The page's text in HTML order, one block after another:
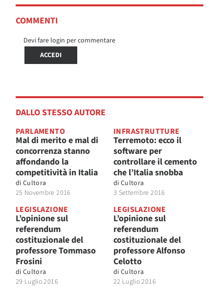
COMMENTI
Devi fare login per commentare
ACCEDI
DALLO STESSO AUTORE
PARLAMENTO
Mal di merito e mal di
concorrenza stanno
affondando la
competitività in Italia
di Cultora
25 Novembre 2016
INFRASTRUTTURE
Terremoto: ecco il
software per
controllare il cemento
che l’Italia snobba
di Cultora
3 Settembre 2016
LEGISLAZIONE
L’opinione sul
referendum
costituzionale del
professore Tommaso
Frosini
di Cultora
29 Luglio 2016
LEGISLAZIONE
L’opinione sul
referendum
costituzionale del
professore Alfonso
Celotto
di Cultora
22 Luglio 2016